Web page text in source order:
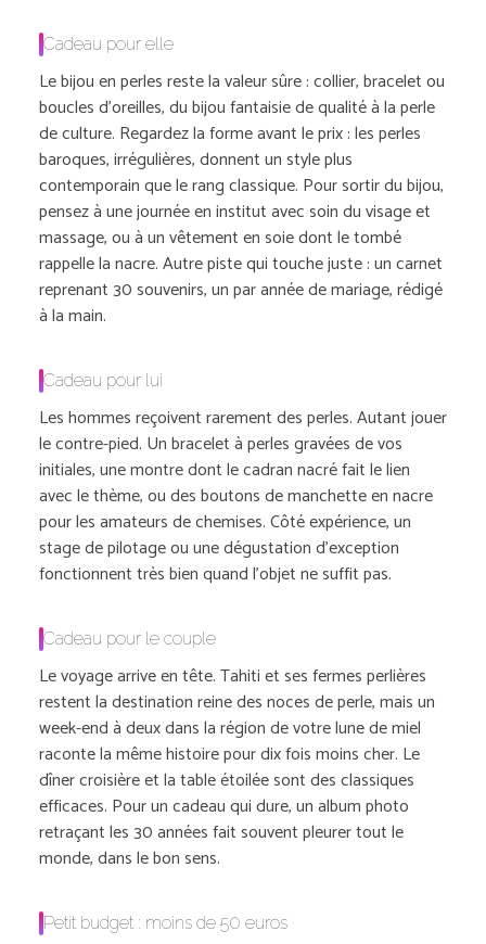
Cadeau pour elle
Le bijou en perles reste la valeur sûre : collier, bracelet ou
boucles d’oreilles, du bijou fantaisie de qualité à la perle
de culture. Regardez la forme avant le prix : les perles
baroques, irrégulières, donnent un style plus
contemporain que le rang classique. Pour sortir du bijou,
pensez à une journée en institut avec soin du visage et
massage, ou à un vêtement en soie dont le tombé
rappelle la nacre. Autre piste qui touche juste : un carnet
reprenant 30 souvenirs, un par année de mariage, rédigé
à la main.
Cadeau pour lui
Les hommes reçoivent rarement des perles. Autant jouer
le contre-pied. Un bracelet à perles gravées de vos
initiales, une montre dont le cadran nacré fait le lien
avec le thème, ou des boutons de manchette en nacre
pour les amateurs de chemises. Côté expérience, un
stage de pilotage ou une dégustation d’exception
fonctionnent très bien quand l’objet ne suffit pas.
Cadeau pour le couple
Le voyage arrive en tête. Tahiti et ses fermes perlières
restent la destination reine des noces de perle, mais un
week-end à deux dans la région de votre lune de miel
raconte la même histoire pour dix fois moins cher. Le
dîner croisière et la table étoilée sont des classiques
efficaces. Pour un cadeau qui dure, un album photo
retraçant les 30 années fait souvent pleurer tout le
monde, dans le bon sens.
Petit budget : moins de 50 euros